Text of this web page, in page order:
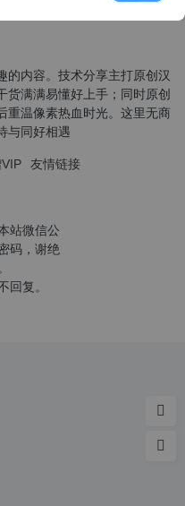
的内容。技术分享主打原创汉
货满满易懂好上手；同时原创
重温像素热血时光。这里无商
与同好相遇
友情链接
站微信公
码，谢绝
回复。